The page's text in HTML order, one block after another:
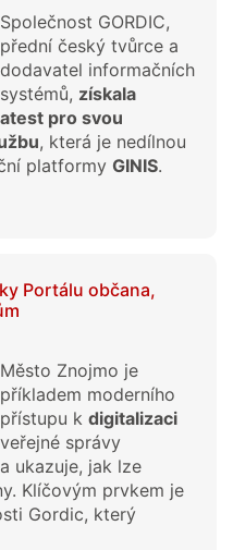
Společnost GORDIC,
přední český tvůrce a
dodavatel informačních
systémů, získala
atest pro svou
, která je nedílnou
platformy GINIS.
Portálu občana,
Město Znojmo je
příkladem moderního
přístupu k digitalizaci
veřejné správy
a ukazuje, jak lze
Klíčovým prvkem je
Gordic, který